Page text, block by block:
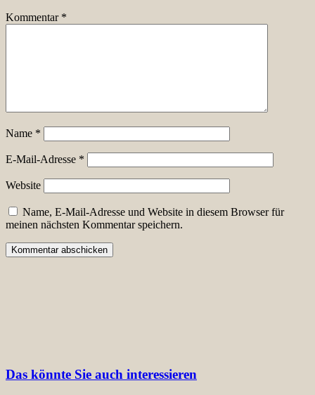
Kommentar *
Name *
E-Mail-Adresse *
Website
Name, E-Mail-Adresse und Website in diesem Browser für
meinen nächsten Kommentar speichern.
Das könnte Sie auch interessieren